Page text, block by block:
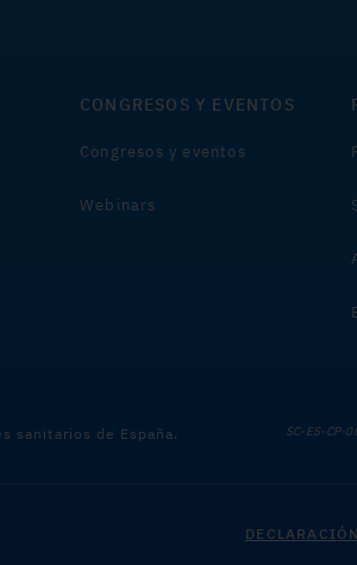
CONGRESOS Y EVENTOS
Congresos y eventos
Webinars
sanitarios de España.
SC-ES-CP-